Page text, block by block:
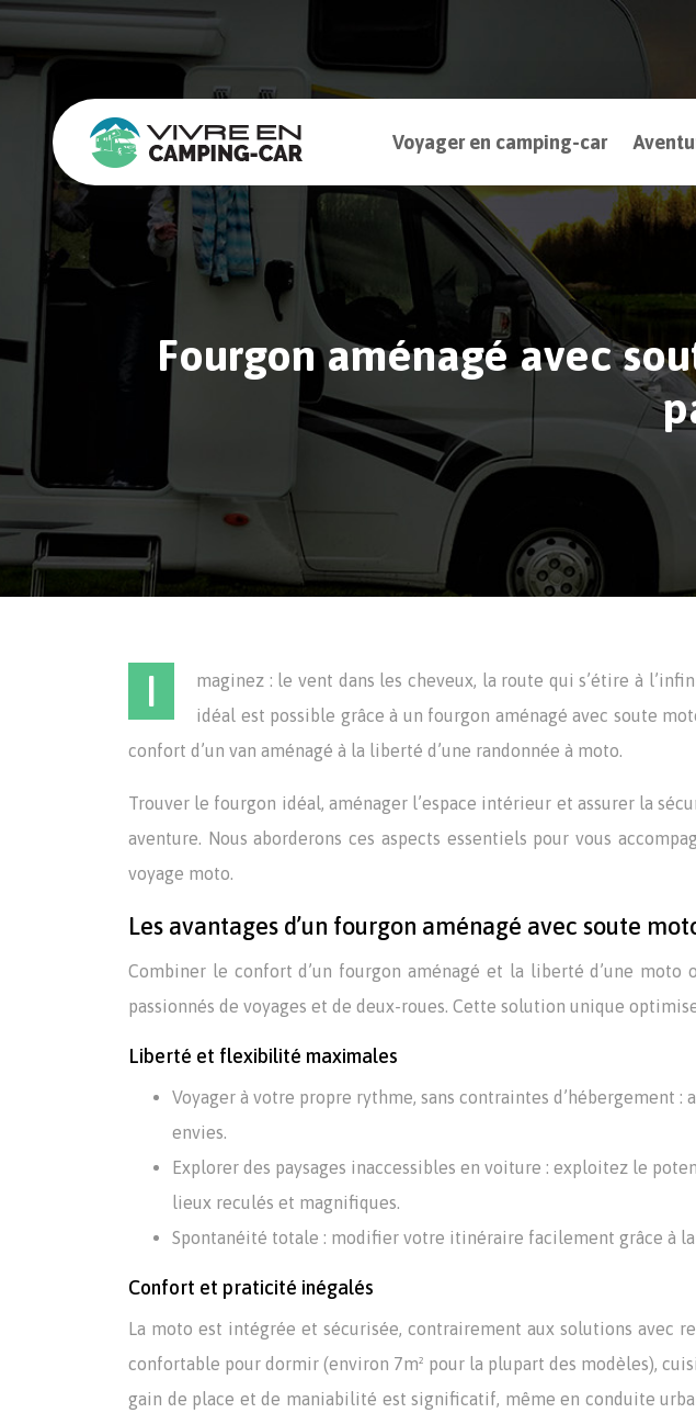
Voyager en camping-car
Fourgon aménagé avec
I
maginez : le vent dans les cheveux, la route qui s’étire à
idéal est possible grâce à un fourgon aménagé avec soute
confort d’un van aménagé à la liberté d’une randonnée à moto.
Trouver le fourgon idéal, aménager l’espace intérieur et assurer la
aventure. Nous aborderons ces aspects essentiels pour vous
voyage moto.
Les avantages d’un fourgon aménagé avec soute
Combiner le confort d’un fourgon aménagé et la liberté d’une moto
passionnés de voyages et de deux-roues. Cette solution unique
Liberté et flexibilité maximales
Voyager à votre propre rythme, sans contraintes d’hébergement
envies.
Explorer des paysages inaccessibles en voiture : exploitez le
lieux reculés et magnifiques.
Spontanéité totale : modifier votre itinéraire facilement grâce à
Confort et praticité inégalés
La moto est intégrée et sécurisée, contrairement aux solutions avec
confortable pour dormir (environ 7m² pour la plupart des modèles),
gain de place et de maniabilité est significatif, même en conduite